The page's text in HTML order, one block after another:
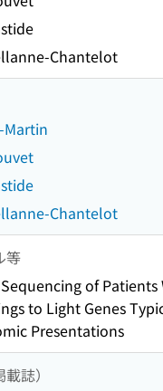
Chantelot
Martin
Chantelot
等
of
to Light Genes
Presentations
誌）